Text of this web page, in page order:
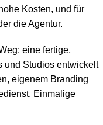
Kosten, und für
die Agentur.
eine fertige,
und Studios entwickelt
eigenem Branding
Einmalige